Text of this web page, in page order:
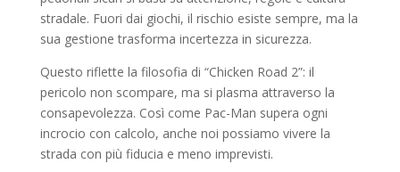
stradale. Fuori dai giochi, il rischio esiste sempre, ma la
sua gestione trasforma incertezza in sicurezza.
Questo riflette la filosofia di “Chicken Road 2”: il
pericolo non scompare, ma si plasma attraverso la
consapevolezza. Così come Pac-Man supera ogni
incrocio con calcolo, anche noi possiamo vivere la
strada con più fiducia e meno imprevisti.